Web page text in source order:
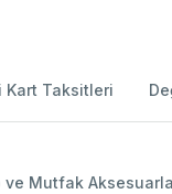
Kart Taksitleri
ve Mutfak